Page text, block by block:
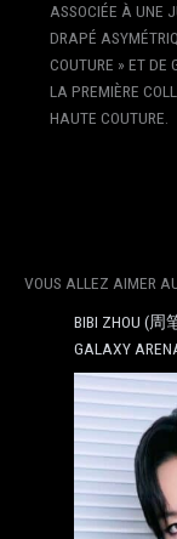
ASSOCIÉE À UNE
DRAPÉ
COUTURE » ET DE
LA PREMIÈRE
HAUTE COUTURE.
VOUS ALLEZ AIMER
BIBI ZHOU (周
GALAXY